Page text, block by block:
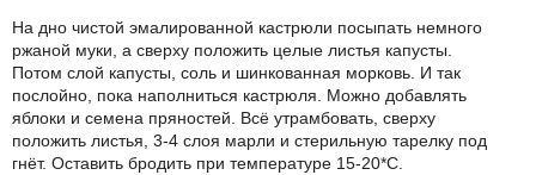
На дно чистой эмалированной кастрюли посыпать немного
ржаной муки, а сверху положить целые листья капусты.
Потом слой капусты, соль и шинкованная морковь. И так
послойно, пока наполниться кастрюля. Можно добавлять
яблоки и семена пряностей. Всё утрамбовать, сверху
положить листья, 3-4 слоя марли и стерильную тарелку под
гнёт. Оставить бродить при температуре 15-20*С.